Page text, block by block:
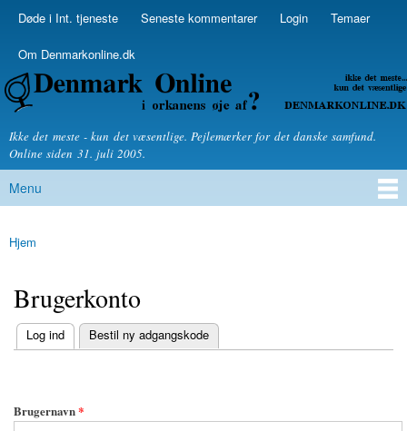
Skip to
Secondary menu
Døde i Int. tjeneste Seneste kommentarer Login Temaer
Om Denmarkonline.dk
Denmarkonline.dk - blognyheder om politik
Ikke det meste - kun det væsentlige. Pejlemærker for det danske samfund.
Online siden 31. juli 2005.
Main menu
Menu
You are here
Hjem
Brugerkonto
Primary tabs
Log ind
(active tab) Bestil ny adgangskode
Brugernavn*